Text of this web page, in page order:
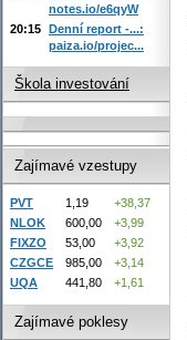
notes.io/e6qyW
20:15 Denní report -...:
paiza.io/projec...
Škola investování
Zajímavé vzestupy
PVT 1,19
+38,37
NLOK
600,00
+3,99
FIXZO
53,00
+3,92
CZGCE
985,00
+3,14
UQA
441,80 +1,61
Zajímavé poklesy